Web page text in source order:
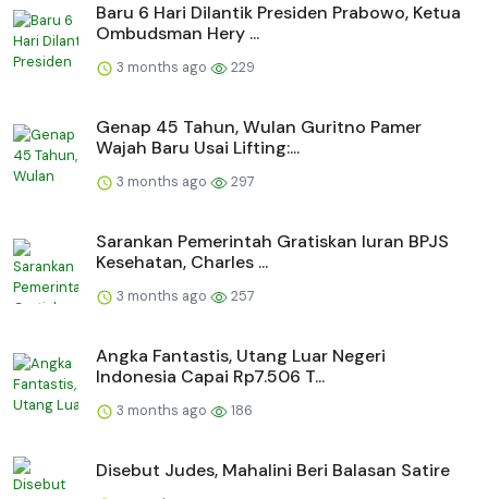
Baru 6 Hari Dilantik Presiden Prabowo, Ketua
Ombudsman Hery ...
3 months ago 229
Genap 45 Tahun, Wulan Guritno Pamer
Wajah Baru Usai Lifting:...
3 months ago 297
Sarankan Pemerintah Gratiskan Iuran BPJS
Kesehatan, Charles ...
3 months ago 257
Angka Fantastis, Utang Luar Negeri
Indonesia Capai Rp7.506 T...
3 months ago 186
Disebut Judes, Mahalini Beri Balasan Satire